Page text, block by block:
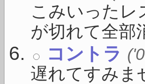
こみいったレ
が切れて全部
コントラ
遅れてすみま